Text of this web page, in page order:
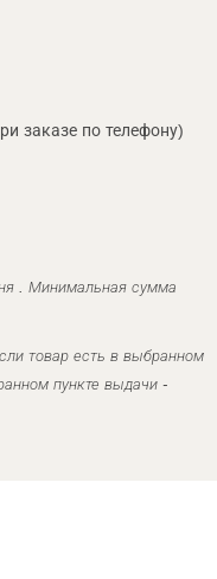
заказе по телефону)
. Минимальная сумма
товар есть в выбранном
пункте выдачи -